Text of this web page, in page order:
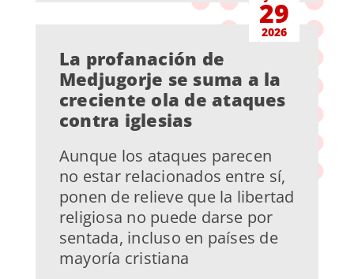
29
2026
La profanación de
Medjugorje se suma a la
creciente ola de ataques
contra iglesias
Aunque los ataques parecen
no estar relacionados entre sí,
ponen de relieve que la libertad
religiosa no puede darse por
sentada, incluso en países de
mayoría cristiana